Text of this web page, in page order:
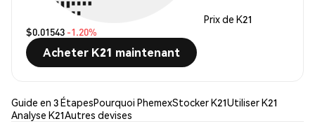
Prix de K21
$0.01543 -1.20%
Acheter K21 maintenant
Guide en 3 ÉtapesPourquoi PhemexStocker K21Utiliser K21
Analyse K21Autres devises